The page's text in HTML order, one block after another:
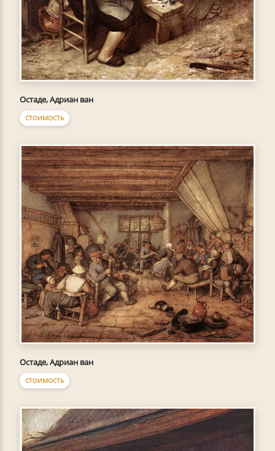
Остаде, Адриан ван
СТОИМОСТЬ
Остаде, Адриан ван
СТОИМОСТЬ